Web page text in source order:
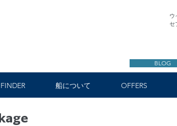
ウ
セ
BLOG
船について OFFERS